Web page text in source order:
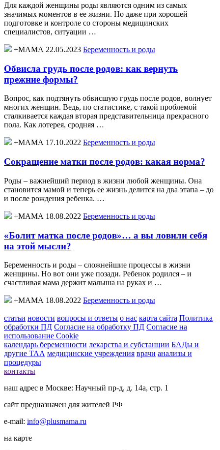
Для каждой женщины роды являются одним из самых
значимых моментов в ее жизни. Но даже при хорошей
подготовке и контроле со стороны медицинских
специалистов, ситуации …
+МАМА 22.05.2023 Беременность и роды
Обвисла грудь после родов: как вернуть
прежние формы?
Вопрос, как подтянуть обвисшую грудь после родов, волнует
многих женщин. Ведь, по статистике, с такой проблемой
сталкивается каждая вторая представительница прекрасного
пола. Как лотерея, сродняя …
+МАМА 17.10.2022 Беременность и роды
Сокращение матки после родов: какая норма?
Роды – важнейший период в жизни любой женщины. Она
становится мамой и теперь ее жизнь делится на два этапа – до
и после рождения ребенка. …
+МАМА 18.08.2022 Беременность и роды
«Болит матка после родов»… а вы ловили себя
на этой мысли?
Беременность и роды – сложнейшие процессы в жизни
женщины. Но вот они уже позади. Ребенок родился – и
счастливая мама держит малыша на руках и …
+МАМА 18.08.2022 Беременность и роды
статьи новости вопросы и ответы о нас карта сайта Политика
обработки ПД Согласие на обработку ПД Согласие на
использование Cookie
календарь беременности лекарства и субстанции БАДы и
другие ТАА медицинские учреждения врачи анализы и
процедуры
контакты
наш адрес в Москве: Научный пр-д, д. 14а, стр. 1
сайт предназначен для жителей РФ
e-mail: info@plusmama.ru
на карте